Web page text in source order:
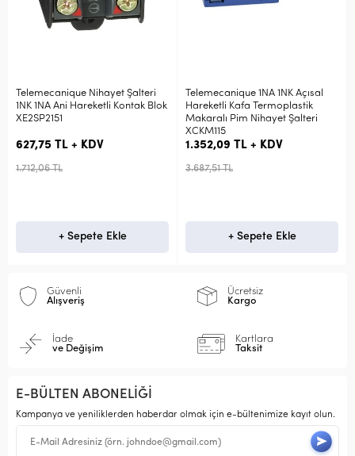
Telemecanique Nihayet Şalteri
1NK 1NA Ani Hareketli Kontak Blok
XE2SP2151
627,75 TL + KDV
1.712,06 TL
+ Sepete Ekle
Telemecanique 1NA 1NK Açısal
Hareketli Kafa Termoplastik
Makaralı Pim Nihayet Şalteri
XCKM115
1.352,09 TL + KDV
3.687,51 TL
+ Sepete Ekle
Güvenli
Alışveriş
Ücretsiz
Kargo
İade
ve Değişim
Kartlara
Taksit
E-BÜLTEN ABONELİĞİ
Kampanya ve yeniliklerden haberdar olmak için e-bültenimize kayıt olun.